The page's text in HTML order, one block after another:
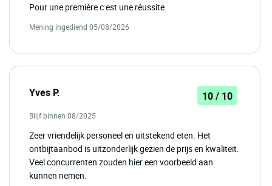
Pour une première c est une réussite
Mening ingediend 05/08/2026
Yves P. 10 / 10
Blijf binnen 08/2025
Zeer vriendelijk personeel en uitstekend eten. Het
ontbijtaanbod is uitzonderlijk gezien de prijs en kwaliteit.
Veel concurrenten zouden hier een voorbeeld aan
kunnen nemen.